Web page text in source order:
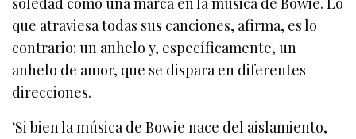
que atraviesa todas sus canciones, afirma, es lo
contrario: un anhelo y, específicamente, un
anhelo de amor, que se dispara en diferentes
direcciones.
‘Si bien la música de Bowie nace del aislamiento,